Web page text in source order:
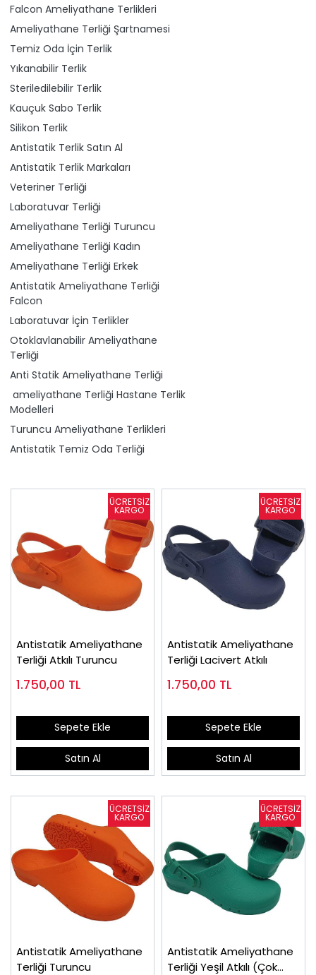
Falcon Ameliyathane Terlikleri
Ameliyathane Terliği Şartnamesi
Temiz Oda İçin Terlik
Yıkanabilir Terlik
Steriledilebilir Terlik
Kauçuk Sabo Terlik
Silikon Terlik
Antistatik Terlik Satın Al
Antistatik Terlik Markaları
Veteriner Terliği
Laboratuvar Terliği
Ameliyathane Terliği Turuncu
Ameliyathane Terliği Kadın
Ameliyathane Terliği Erkek
Antistatik Ameliyathane Terliği
Falcon
Laboratuvar İçin Terlikler
Otoklavlanabilir Ameliyathane
Terliği
Anti Statik Ameliyathane Terliği
ameliyathane Terliği Hastane Terlik
Modelleri
Turuncu Ameliyathane Terlikleri
Antistatik Temiz Oda Terliği
Antistatik Ameliyathane
Terliği Atkılı Turuncu
1.750,00 TL
Sepete Ekle
Satın Al
Antistatik Ameliyathane
Terliği Lacivert Atkılı
1.750,00 TL
Sepete Ekle
Satın Al
Antistatik Ameliyathane
Terliği Turuncu
Antistatik Ameliyathane
Terliği Yeşil Atkılı (Çok